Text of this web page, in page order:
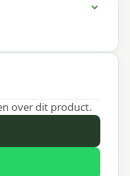
over dit product.